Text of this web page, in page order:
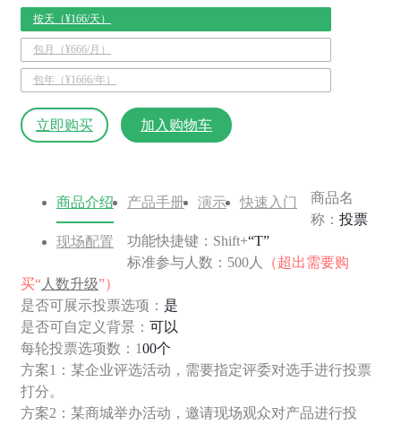
按天（¥166/天）
包月（¥666/月）
包年（¥1666/年）
立即购买 加入购物车
商品介绍 产品手册 演示 快速入门
现场配置
商品名
称： 投票
功能快捷键：Shift+“T”
标准参与人数：500人
（超出需要购
买“ 人数升级”）
是否可展示投票选项： 是
是否可自定义背景： 可以
每轮投票选项数：100个
方案1：某企业评选活动，需要指定评委对选手进行投票
打分。
方案2：某商城举办活动，邀请现场观众对产品进行投